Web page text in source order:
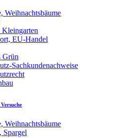
Weihnachtsbäume
Kleingarten
EU-Handel
Grün
Sachkundenachweise
Weihnachtsbäume
Spargel